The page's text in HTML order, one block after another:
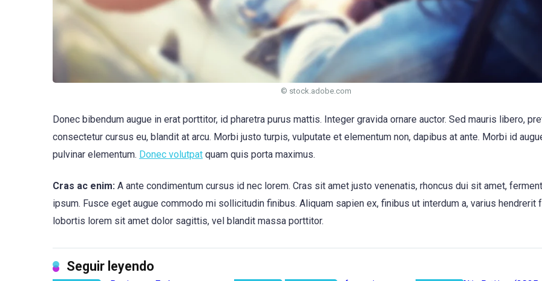
© stock.adobe.com
Donec bibendum augue in erat porttitor, id pharetra purus mattis. Integer gravida ornare auctor. Sed mauris libero,
consectetur cursus eu, blandit at arcu. Morbi justo turpis, vulputate et elementum non, dapibus at ante. Morbi id
pulvinar elementum. Donec volutpat quam quis porta maximus.
Cras ac enim: A ante condimentum cursus id nec lorem. Cras sit amet justo venenatis, rhoncus dui sit amet,
ipsum. Fusce eget augue commodo mi sollicitudin finibus. Aliquam sapien ex, finibus ut interdum a, varius hendrerit
lobortis lorem sit amet dolor sagittis, vel blandit massa porttitor.
Seguir leyendo